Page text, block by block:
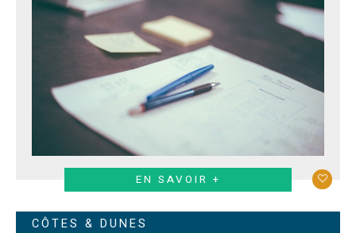
EN SAVOIR +
CÔTES & DUNES